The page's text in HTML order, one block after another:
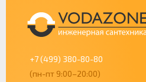
+7 (499) 380-80-80
(пн-пт 9:00–20:00)